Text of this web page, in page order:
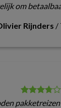
om
Rijnders /